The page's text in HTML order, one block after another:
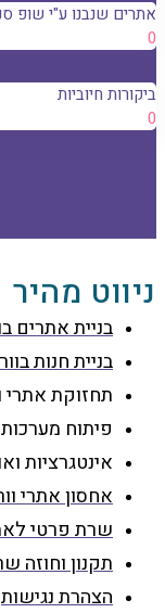
אתרים שנבנו ע"י שופ
0
ביקורות חיוביות
0
ניווט מהיר
בניית אתרים
בניית חנות
תחזוקת אתרי
פיתוח
אינטגרציות
אחסון אתרי
שרת פרטי
תקנון וחוזה
הצהרת נגישות